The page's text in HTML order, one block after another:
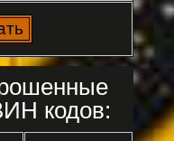
кодов: